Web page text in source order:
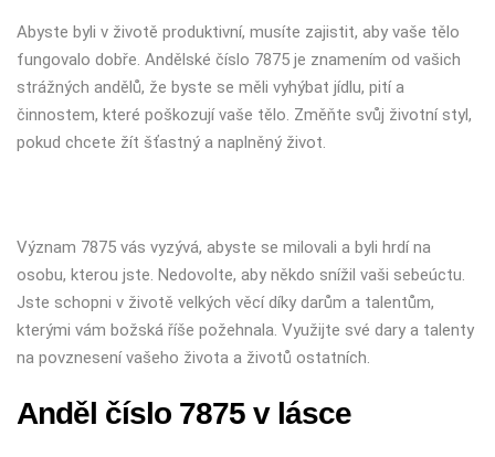
Abyste byli v životě produktivní, musíte zajistit, aby vaše tělo
fungovalo dobře. Andělské číslo 7875 je znamením od vašich
strážných andělů, že byste se měli vyhýbat jídlu, pití a
činnostem, které poškozují vaše tělo. Změňte svůj životní styl,
pokud chcete žít šťastný a naplněný život.
Význam 7875 vás vyzývá, abyste se milovali a byli hrdí na
osobu, kterou jste. Nedovolte, aby někdo snížil vaši sebeúctu.
Jste schopni v životě velkých věcí díky darům a talentům,
kterými vám božská říše požehnala. Využijte své dary a talenty
na povznesení vašeho života a životů ostatních.
Anděl číslo 7875 v lásce